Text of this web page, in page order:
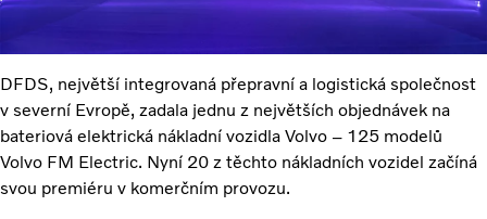
DFDS, největší integrovaná přepravní a logistická společnost
v severní Evropě, zadala jednu z největších objednávek na
bateriová elektrická nákladní vozidla Volvo – 125 modelů
Volvo FM Electric. Nyní 20 z těchto nákladních vozidel začíná
svou premiéru v komerčním provozu.